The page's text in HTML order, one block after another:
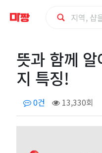
과
께
뜻과 함께
지 특징!
0건 13,330회